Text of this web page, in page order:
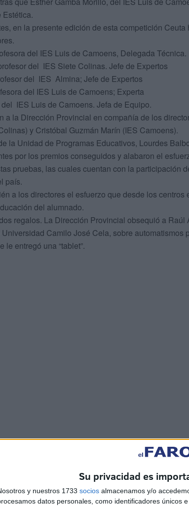
Su privacidad es
y nuestros 1733 socios almacenamos y/o
datos personales, como identificadores únicos
en la presente edición de esta competición Ceuta
del IES Luis de Camoens, Delegada Técnica.
del IES Siete Colinas. Jefe de Expertos
del IES Almina; Jefe de Expertos
del IES Luis de Camoens; Experta
IES Luis de Camoens. Jefa de Equipo.
a la Dirección Provincial en compañía de los
y Cristóbal Guzmán Marín (IES Camoens).
la Unidad de Programas Educativos, Lourdes
por los premios conseguidos y alabaron el
pruebas, las cuales cuentan con la participación
país.
a los directores el esfuerzo que desde los centros
del alumnado.
regalos. La Dirección Provincial obsequió a Raúl
Camilo José Cela, sobre automatismos
entregó una “tablet”.